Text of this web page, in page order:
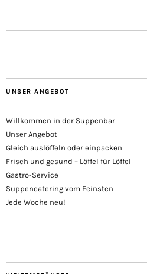
UNSER ANGEBOT
Willkommen in der Suppenbar
Unser Angebot
Gleich auslöffeln oder einpacken
Frisch und gesund – Löffel für Löffel
Gastro-Service
Suppencatering vom Feinsten
Jede Woche neu!